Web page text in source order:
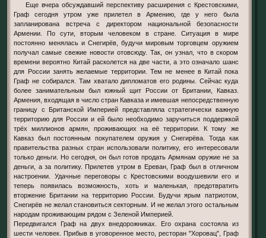
Еще вчера обсуждавший перспективу расширения с Крестовскими,
Граф сегодня утром уже прилетел в Армению, где у него была
запланирована встреча с директором национальной безопасности
Армении. По сути, вторым человеком в стране. Ситуация в мире
постоянно менялась и Снегирёв, будучи мировым торговцем оружием
получал самые свежие новости отовсюду. Так, он узнал, что в скором
времени вероятно Китай расколется на две части, а это означало шанс
для России занять желаемые территории. Тем не менее в Китай пока
Граф не собирался. Там хватало дипломатов его родины. Сейчас куда
более занимательным был южный щит России от Британии, Кавказ.
Армения, входящая в число стран Кавказа и имевшая непосредственную
границу с Британской Империей представляла стратегически важную
территорию для России и ей было необходимо заручиться поддержкой
трёх миллионов армян, проживающих на её территории. К тому же
Кавказ был постоянным покупателем оружия у Снегирёва. Тогда как
правительства разных стран использовали политику, его интересовали
только деньги. Но сегодня, он был готов продать Армянам оружие не за
деньги, а за политику. Прилетев утром в Ереван, Граф был в отличном
настроении. Удачные переговоры с Крестовскими воодушевили его и
теперь появилась возможность, хоть и маленькая, предотвратить
вторжение Британии на территорию России. Будучи ярым патриотом,
Снегирёв не желал становиться секторным. И не желал этого остальным
народам проживающим рядом с Зеленой Империей.
Передвигался Граф на двух внедорожниках. Его охрана состояла из
шести человек. Прибыв в уговоренное место, ресторан "Хоровац", Граф